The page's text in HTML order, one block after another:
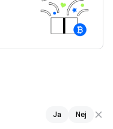
Ja Nej